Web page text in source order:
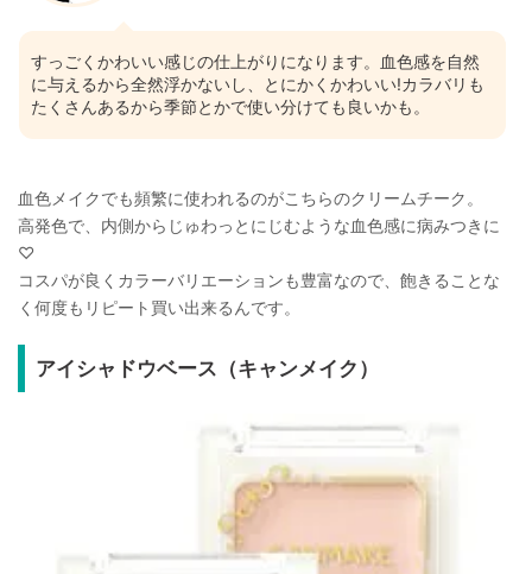
すっごくかわいい感じの仕上がりになります。血色感を自然
に与えるから全然浮かないし、とにかくかわいい!カラバリも
たくさんあるから季節とかで使い分けても良いかも。
血色メイクでも頻繁に使われるのがこちらのクリームチーク。
高発色で、内側からじゅわっとにじむような血色感に病みつきに
♡
コスパが良くカラーバリエーションも豊富なので、飽きることな
く何度もリピート買い出来るんです。
アイシャドウベース（キャンメイク）